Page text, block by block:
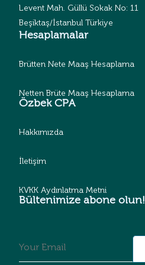
Levent Mah. Güllü Sokak No: 11
Beşiktaş/İstanbul Türkiye
Hesaplamalar
Brütten Nete Maaş Hesaplama
Netten Brüte Maaş Hesaplama
Özbek CPA
Hakkımızda
İletişim
KVKK Aydınlatma Metni
Bültenimize abone olun!